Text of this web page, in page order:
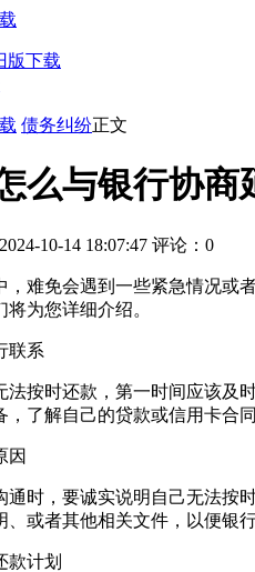
版下载
债务纠纷正文
么与银行协商
2024-10-14 18:07:47 评论：0
，难免会遇到一些紧急情况或
为您详细介绍。
联系
法按时还款，第一时间应该及
，了解自己的贷款或信用卡合
因
通时，要诚实说明自己无法按
、或者其他相关文件，以便银
款计划